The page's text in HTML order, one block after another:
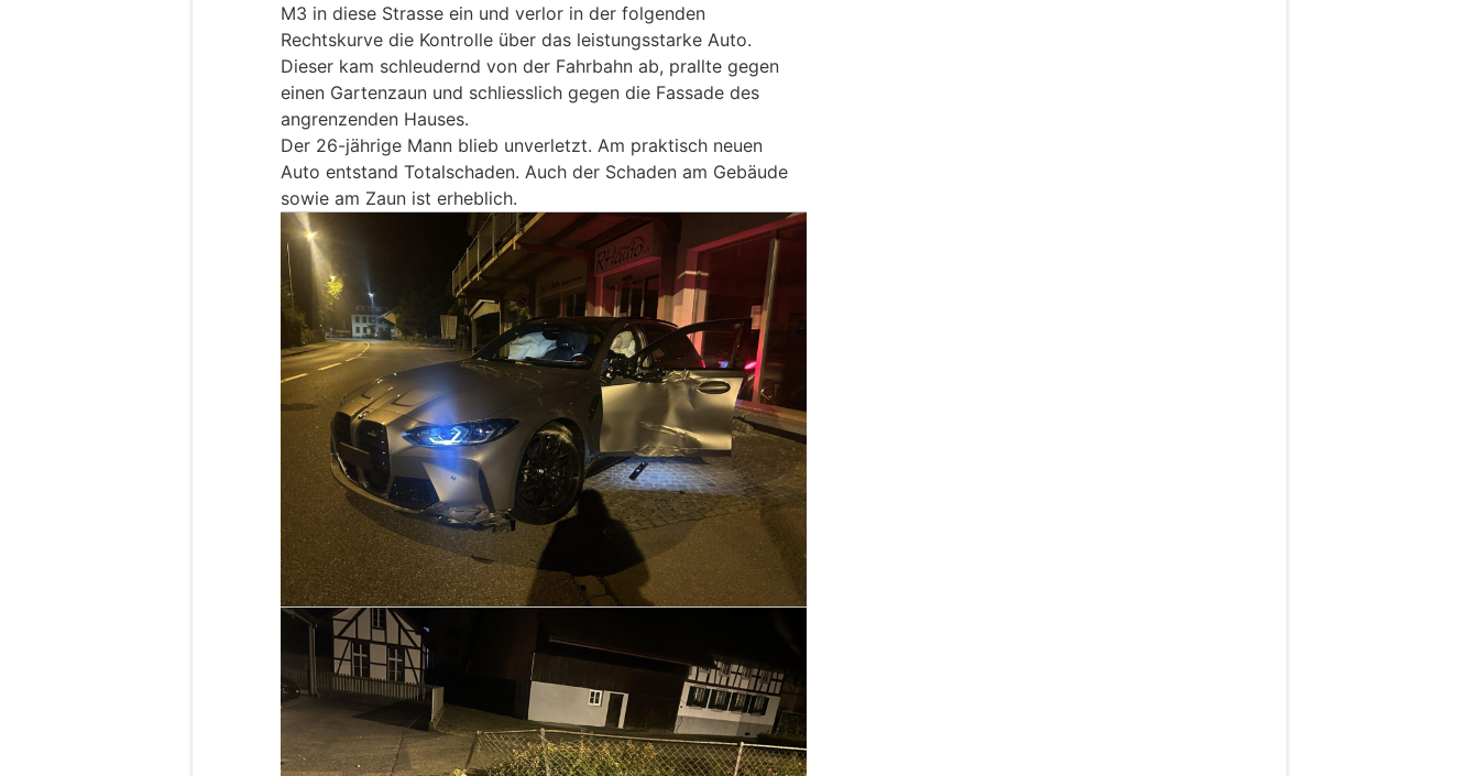
M3 in diese Strasse ein und verlor in der folgenden
Rechtskurve die Kontrolle über das leistungsstarke Auto.
Dieser kam schleudernd von der Fahrbahn ab, prallte gegen
einen Gartenzaun und schliesslich gegen die Fassade des
angrenzenden Hauses.
Der 26-jährige Mann blieb unverletzt. Am praktisch neuen
Auto entstand Totalschaden. Auch der Schaden am Gebäude
sowie am Zaun ist erheblich.